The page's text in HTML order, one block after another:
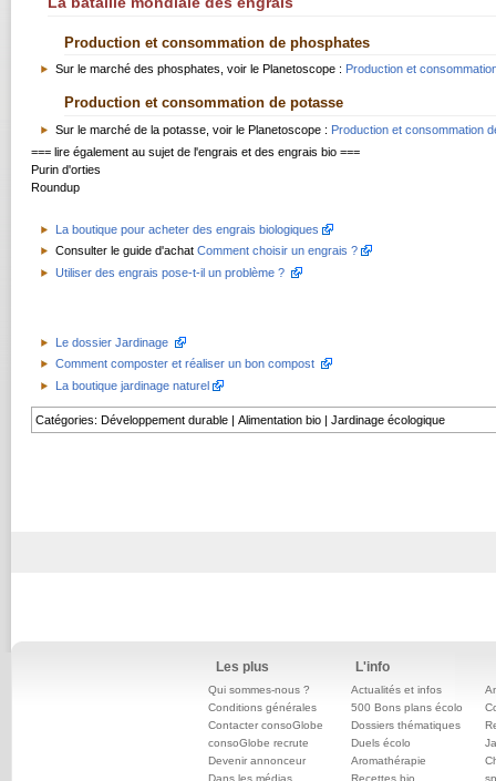
Production et consommation de phosphates
Sur le marché des phosphates, voir le Planetoscope : Production et
Production et consommation de potasse
Sur le marché de la potasse, voir le Planetoscope : Production et consommation
=== lire également au sujet de l'engrais et des engrais bio ===
Purin d'orties
Roundup
La boutique pour acheter des engrais biologiques
Consulter le guide d'achat Comment choisir un engrais ?
Utiliser des engrais pose-t-il un problème ?
Le dossier Jardinage
Comment composter et réaliser un bon compost
La boutique jardinage naturel
Catégories:Développement durable |Alimentation bio |Jardinage écologique
Les plus
Qui sommes-nous ?
Conditions générales
Contacter consoGlobe
consoGlobe recrute
Devenir annonceur
L'info
Actualités et infos
500 Bons plans écolo
Dossiers thématiques
Duels écolo
Aromathérapie